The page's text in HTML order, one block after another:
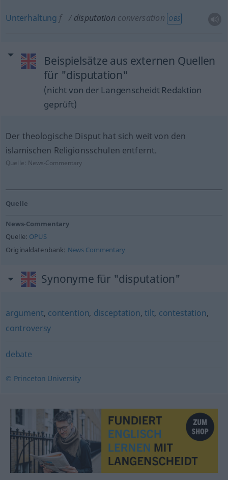
Unterhaltung f disputation conversation OBS
Beispielsätze aus externen Quellen
für "disputation"
(nicht von der Langenscheidt Redaktion
geprüft)
Der theologische Disput hat sich weit von den
islamischen Religionsschulen entfernt.
Quelle: News-Commentary
Quelle
News-Commentary
Quelle: OPUS
Originaldatenbank: News Commentary
Synonyme für "disputation"
argument, contention, disceptation,tilt, contestation,
controversy
debate
© Princeton University